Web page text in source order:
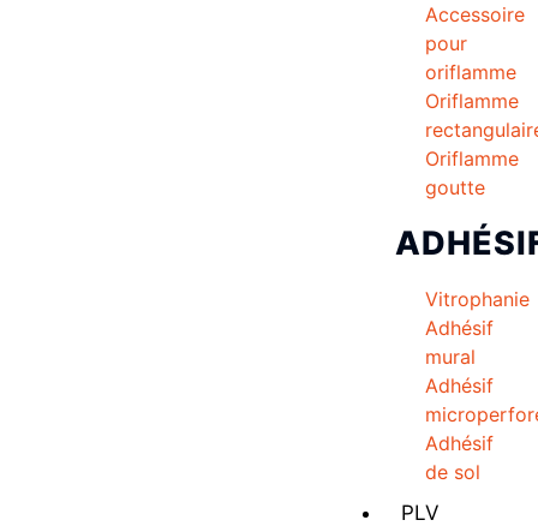
Accessoire
pour
oriflamme
Oriflamme
Oriflamme
goutte
Vitrophanie
Adhésif
mural
Adhésif
Adhésif
de sol
PLV